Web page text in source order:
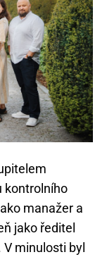
kontrolního
manažer a
jako ředitel
minulosti byl